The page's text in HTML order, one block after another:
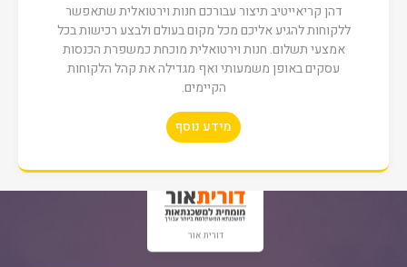
דהן קריאייטיב תיצור עבורכם חנות וירטואלית שתאפשר
ללקוחות להגיע אליכם מכל מקום בעולם ולבצע רכישות בכל
אמצעי תשלום. חנות וירטואלית מוכחת כמשפרת הכנסות
עסקים באופן משמעותי ואף מגדילה את קהל הלקוחות
הקיימים.
מידע נוסף
קינג לופט
קבוצת צור